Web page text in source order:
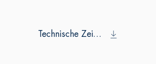
Technische Zeichnung